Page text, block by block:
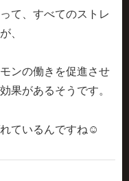
て、すべてのストレ
、
ンの働きを促進させ
果があるそうです。
ているんですね☺